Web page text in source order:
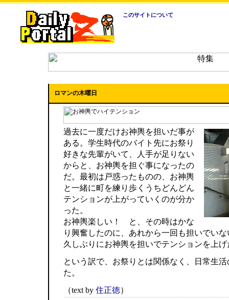
このサイトについて
ロマンの木曜日
過去に一度だけお神輿を担いだ事が
ある。学生時代のバイト先にお祭り
好きな先輩がいて、人手が足りない
からと、お神輿を担ぐ事になったの
だ。最初は戸惑ったものの、お神輿
と一緒に町を練り歩くうちどんどん
テンションが上がっていくのが分か
った。
お神輿楽しい！ と、その時はかな
り興奮したのに、あれから一回も担いでいな
久しぶりにお神輿を担いでテンションを上げ
という訳で、お祭りとは関係なく、日常生
た。
（text by 住正徳）